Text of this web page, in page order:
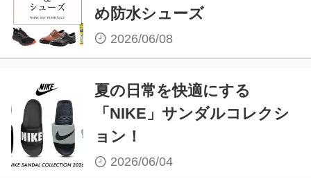
め防水シューズ
2026/06/08
夏の日常を快適にする
「NIKE」サンダルコレクシ
ョン！
2026/06/04